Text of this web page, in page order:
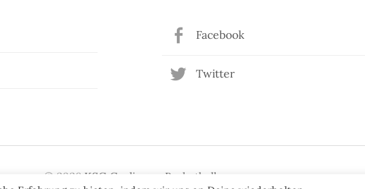
Facebook
Twitter
© 2026 KSG Gerlingen Basketball